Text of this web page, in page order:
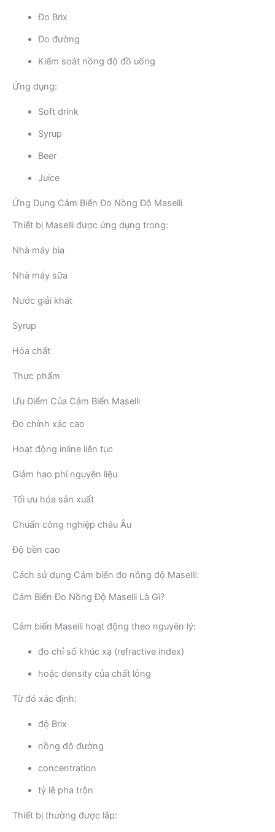
Đo Brix
Đo đường
Kiểm soát nồng độ đồ uống
Ứng dụng:
Soft drink
Syrup
Beer
Juice
Ứng Dụng Cảm Biến Đo Nồng Độ Maselli
Thiết bị Maselli được ứng dụng trong:
Nhà máy bia
Nhà máy sữa
Nước giải khát
Syrup
Hóa chất
Thực phẩm
Ưu Điểm Của Cảm Biến Maselli
Đo chính xác cao
Hoạt động inline liên tục
Giảm hao phí nguyên liệu
Tối ưu hóa sản xuất
Chuẩn công nghiệp châu Âu
Độ bền cao
Cách sử dụng Cảm biến đo nồng độ Maselli:
Cảm Biến Đo Nồng Độ Maselli Là Gì?
Cảm biến Maselli hoạt động theo nguyên lý:
đo chỉ số khúc xạ (refractive index)
hoặc density của chất lỏng
Từ đó xác định:
độ Brix
nồng độ đường
concentration
tỷ lệ pha trộn
Thiết bị thường được lắp: